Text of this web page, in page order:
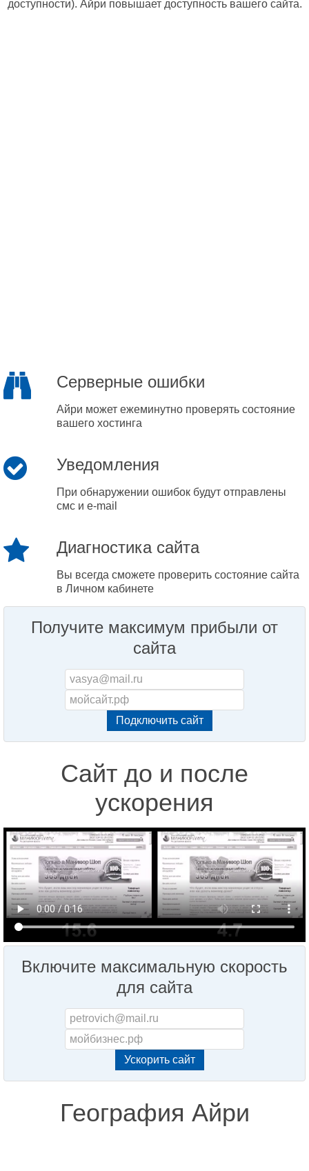
доступности). Айри повышает доступность вашего сайта.
Серверные ошибки
Айри может ежеминутно проверять состояние
вашего хостинга
Уведомления
При обнаружении ошибок будут отправлены
смс и e-mail
Диагностика сайта
Вы всегда сможете проверить состояние сайта
в Личном кабинете
Получите максимум прибыли от
сайта
Сайт до и после
ускорения
Включите максимальную скорость
для сайта
География Айри